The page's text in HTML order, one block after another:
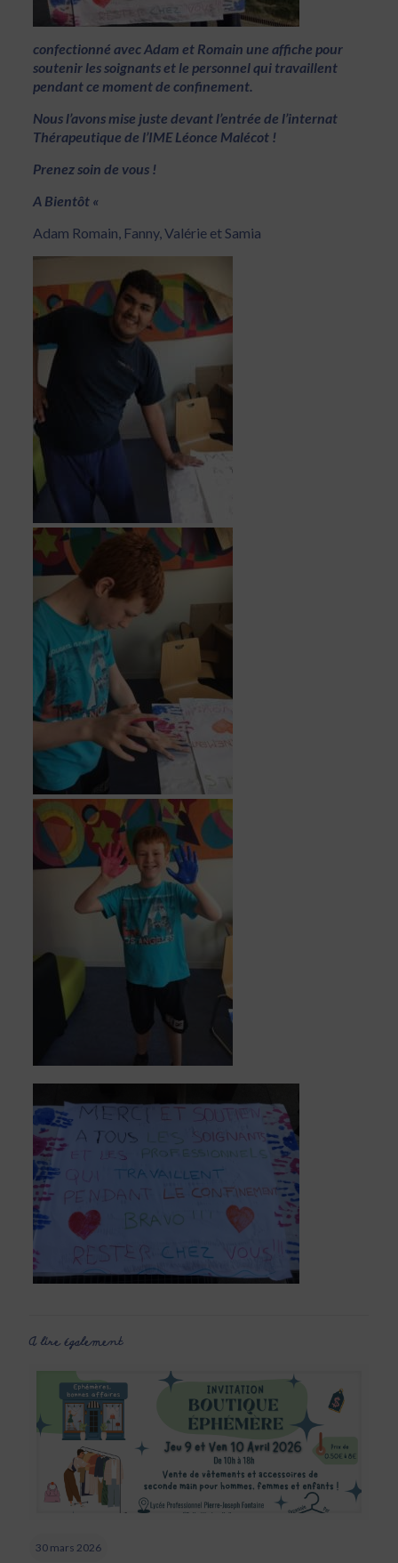
confectionné avec Adam et Romain une affiche pour
soutenir les soignants et le personnel qui travaillent
pendant ce moment de confinement.
Nous l’avons mise juste devant l’entrée de l’internat
Thérapeutique de l’IME Léonce Malécot !
Prenez soin de vous !
A Bientôt «
Adam Romain, Fanny, Valérie et Samia
A lire également
30 mars 2026